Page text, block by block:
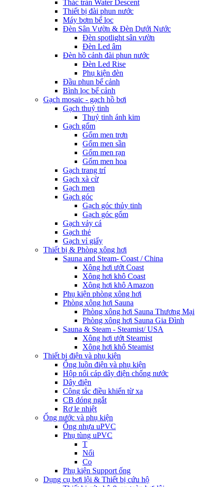
Thác tràn Water Descent
Thiết bị đài phun nước
Máy bơm bể lọc
Đèn Sân Vườn & Đèn Dưới Nước
Đèn spotlight sân vườn
Đèn Led âm
Đèn hồ cảnh đài phun nước
Đèn Led Rise
Phụ kiện đèn
Đầu phun bể cảnh
Bình lọc bể cảnh
Gạch mosaic - gạch hồ bơi
Gạch thuỷ tinh
Thuỷ tinh ánh kim
Gạch gốm
Gốm men trơn
Gốm men sần
Gốm men rạn
Gốm men hoa
Gạch trang trí
Gạch xà cừ
Gạch men
Gạch góc
Gạch góc thủy tinh
Gạch góc gốm
Gạch vảy cá
Gạch thẻ
Gạch vỉ giấy
Thiết bị & Phòng xông hơi
Sauna and Steam- Coast / China
Xông hơi ướt Coast
Xông hơi khô Coast
Xông hơi khô Amazon
Phụ kiện phòng xông hơi
Phòng xông hơi Sauna
Phòng xông hơi Sauna Thương Mại
Phòng xông hơi Sauna Gia Đình
Sauna & Steam - Steamist/ USA
Xông hơi ướt Steamist
Xông hơi khô Steamist
Thiết bị điện và phụ kiện
Ống luồn điện và phụ kiện
Hộp nối cáp dây điện chống nước
Dây điện
Công tắc điều khiển từ xa
CB đóng ngắt
Rơ le nhiệt
Ống nước và phụ kiện
Ống nhựa uPVC
Phụ tùng uPVC
T
Nối
Co
Phụ kiện Support ống
Dụng cụ bơi lội & Thiết bị cứu hộ